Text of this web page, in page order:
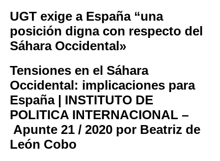
UGT exige a España “una
posición digna con respecto del
Sáhara Occidental»
Tensiones en el Sáhara
Occidental: implicaciones para
España | INSTITUTO DE
POLITICA INTERNACIONAL –
Apunte 21 / 2020 por Beatriz de
León Cobo